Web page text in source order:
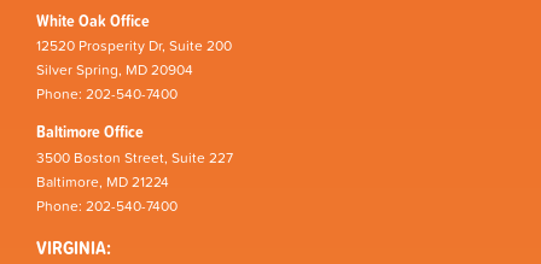
White Oak Office
12520 Prosperity Dr, Suite 200
Silver Spring, MD 20904
Phone: 202-540-7400
Baltimore Office
3500 Boston Street, Suite 227
Baltimore, MD 21224
Phone: 202-540-7400
VIRGINIA: